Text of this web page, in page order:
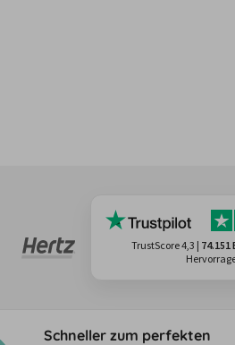
TrustScore 4,3 |
Schneller zum perfekten